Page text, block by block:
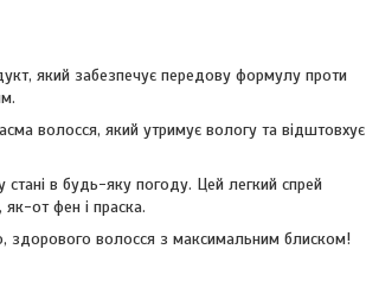
який забезпечує передову формулу проти
волосся, який утримує вологу та відштовхує
стані в будь-яку погоду. Цей легкий спрей
от фен і праска.
здорового волосся з максимальним блиском!